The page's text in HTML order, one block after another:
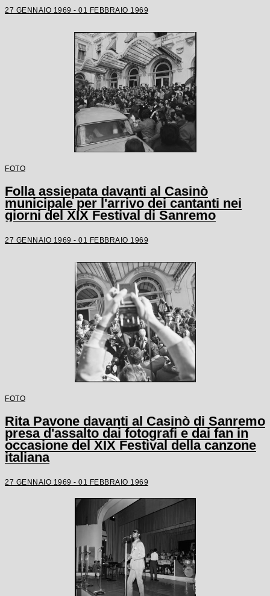
27 GENNAIO 1969 - 01 FEBBRAIO 1969
FOTO
Folla assiepata davanti al Casinò
municipale per l'arrivo dei cantanti nei
giorni del XIX Festival di Sanremo
27 GENNAIO 1969 - 01 FEBBRAIO 1969
FOTO
Rita Pavone davanti al Casinò di Sanremo
presa d'assalto dai fotografi e dai fan in
occasione del XIX Festival della canzone
italiana
27 GENNAIO 1969 - 01 FEBBRAIO 1969